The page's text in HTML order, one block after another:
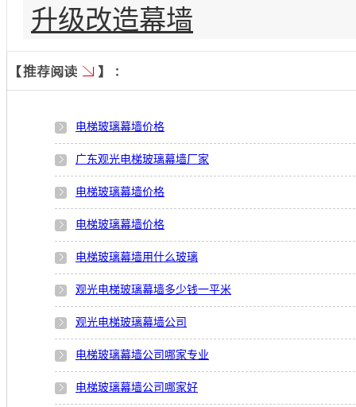
升级改造幕墙
电梯玻璃幕墙价格
广东观光电梯玻璃幕墙厂家
电梯玻璃幕墙价格
电梯玻璃幕墙价格
电梯玻璃幕墙用什么玻璃
观光电梯玻璃幕墙多少钱一平米
观光电梯玻璃幕墙公司
电梯玻璃幕墙公司哪家专业
电梯玻璃幕墙公司哪家好